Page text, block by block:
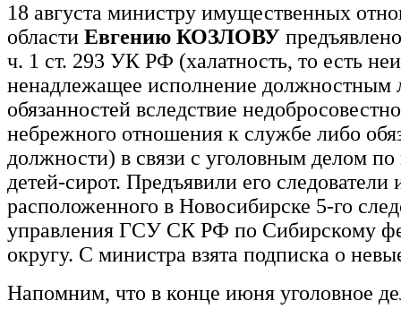
18 августа министру имущественных
области Евгению КОЗЛОВУ
ч. 1 ст. 293 УК РФ (халатность, то есть
ненадлежащее исполнение должностным
обязанностей вследствие
небрежного отношения к службе либо
должности) в связи с уголовным делом по
детей-сирот. Предъявили его следователи
расположенного в Новосибирске 5-го
управления ГСУ СК РФ по Сибирскому
округу. С министра взята подписка о
Напомним, что в конце июня уголовное